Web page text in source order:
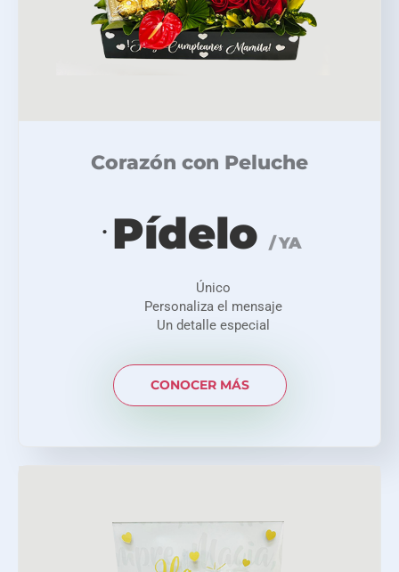
Corazón con Peluche
. Pídelo / YA
Único
Personaliza el mensaje
Un detalle especial
CONOCER MÁS